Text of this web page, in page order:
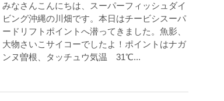
みなさんこんにちは、スーパーフィッシュダイ
ビング沖縄の川畑です。本日はチービシスーパ
ードリフトポイントへ潜ってきました。魚影、
大物さいこサイコーでしたよ！ポイントはナガ
ンヌ曽根、タッチュウ気温 31℃...